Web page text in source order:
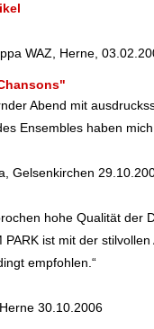
WAZ, Herne,
Abend mit
Ensembles haben
Gelsenkirchen
hohe Qualität
PARK ist mit der
empfohlen.“
30.10.2006